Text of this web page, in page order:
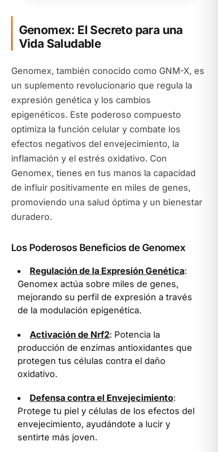
Genomex: El Secreto para una
Vida Saludable
Genomex, también conocido como GNM-X, es
un suplemento revolucionario que regula la
expresión genética y los cambios
epigenéticos. Este poderoso compuesto
optimiza la función celular y combate los
efectos negativos del envejecimiento, la
inflamación y el estrés oxidativo. Con
Genomex, tienes en tus manos la capacidad
de influir positivamente en miles de genes,
promoviendo una salud óptima y un bienestar
duradero.
Los Poderosos Beneficios de Genomex
Regulación de la Expresión Genética:
Genomex actúa sobre miles de genes,
mejorando su perfil de expresión a través
de la modulación epigenética.
Activación de Nrf2: Potencia la
producción de enzimas antioxidantes que
protegen tus células contra el daño
oxidativo.
Defensa contra el Envejecimiento:
Protege tu piel y células de los efectos del
envejecimiento, ayudándote a lucir y
sentirte más joven.